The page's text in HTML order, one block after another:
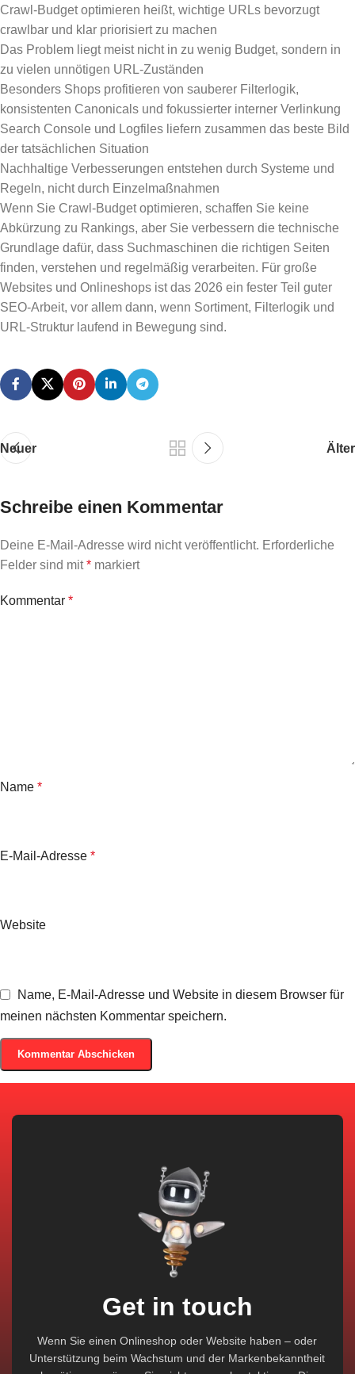
Crawl-Budget optimieren heißt, wichtige URLs bevorzugt
crawlbar und klar priorisiert zu machen
Das Problem liegt meist nicht in zu wenig Budget, sondern in
zu vielen unnötigen URL-Zuständen
Besonders Shops profitieren von sauberer Filterlogik,
konsistenten Canonicals und fokussierter interner Verlinkung
Search Console und Logfiles liefern zusammen das beste Bild
der tatsächlichen Situation
Nachhaltige Verbesserungen entstehen durch Systeme und
Regeln, nicht durch Einzelmaßnahmen
Wenn Sie Crawl-Budget optimieren, schaffen Sie keine
Abkürzung zu Rankings, aber Sie verbessern die technische
Grundlage dafür, dass Suchmaschinen die richtigen Seiten
finden, verstehen und regelmäßig verarbeiten. Für große
Websites und Onlineshops ist das 2026 ein fester Teil guter
SEO-Arbeit, vor allem dann, wenn Sortiment, Filterlogik und
URL-Struktur laufend in Bewegung sind.
Neuer Älter
Schreibe einen Kommentar
Deine E-Mail-Adresse wird nicht veröffentlicht. Erforderliche
Felder sind mit* markiert
Kommentar *
Name *
E-Mail-Adresse *
Website
Name, E-Mail-Adresse und Website in diesem Browser für
meinen nächsten Kommentar speichern.
Get in touch
Wenn Sie einen Onlineshop oder Website haben – oder
Unterstützung beim Wachstum und der Markenbekanntheit